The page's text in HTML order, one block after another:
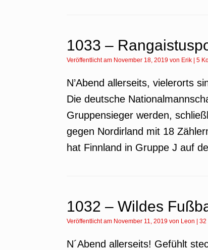
1033 –
Veröffentlicht am November 18, 2019 von Erik 5
N’Abend allerseits, vielerorts
Die deutsche
Gruppensieger werden,
gegen Nordirland mit 18
hat Finnland in Gruppe J auf
1032 – Wildes
Veröffentlicht am November 11, 2019 von Leon 32
N´Abend allerseits! Gefühlt